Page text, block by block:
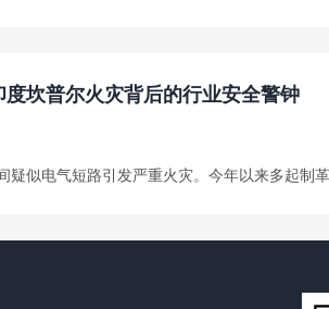
坎普尔火灾背后的行业安全警钟
似电气短路引发严重火灾。今年以来多起制